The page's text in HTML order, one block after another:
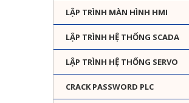
LẬP TRÌNH MÀN HÌNH HMI
LẬP TRÌNH HỆ THỐNG SCADA
LẬP TRÌNH HỆ THỐNG SERVO
CRACK PASSWORD PLC